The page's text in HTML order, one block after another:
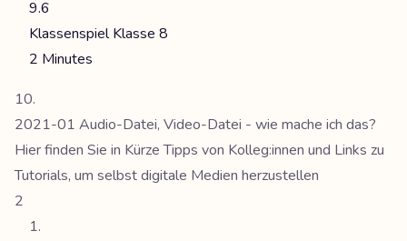
9.6
Klassenspiel Klasse 8
2 Minutes
2021-01 Audio-Datei, Video-Datei - wie mache ich das?
Hier finden Sie in Kürze Tipps von Kolleg:innen und Links zu
Tutorials, um selbst digitale Medien herzustellen
2